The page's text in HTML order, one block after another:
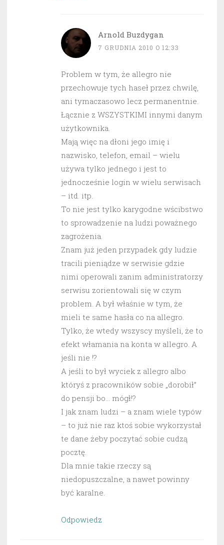
Arnold Buzdygan
7 GRUDNIA 2010 O 12:33
Problem w tym, że allegro nie
przechowuje tych haseł przez chwilę,
ani tymaczasowo lecz permanentnie.
Łącznie z WSZYSTKIMI innymi danym
użytkownika.
Mają więc na dłoni jego imię i
nazwisko, telefon, email – wielu
używa tylko jednego i jest to
jednocześnie login w wielu serwisach
– itd. itp.
To nie jest tylko karygodne wścibstwo
to sprowadzenie na ludzi poważnego
zagrożenia.
Znam już jeden przypadek gdy ludzie
tracili pieniądze w serwisie gdzie
nimi operowali zanim administratorzy
serwisu zorientowali się w czym
problem. A był właśnie w tym, że
mieli te same hasła co na allegro.
Tylko, że wtedy wszyscy myśleli, że to
efekt włamania na konta w allegro. A
jeśli nie !?
A jeśli to był wyciek z allegro albo
któryś z pracowników sobie „dorobił”
do pensji bo… mógł!?
I jak znam ludzi – a znam wiele typów
– to już nie raz ktoś sobie wykorzystał
te dane żeby poczytać sobie cudzą
pocztę.
Dla mnie takie rzeczy są
niedopuszczalne, a nawet powinny
być karalne.
Odpowiedz